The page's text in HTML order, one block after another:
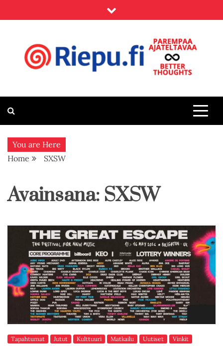
to
Riepu.fi
You are Here
Home
SXSW
Avainsana: SXSW
Tapahtumat Jutut Kulttuuri Matkailu Uutiset Vinkit